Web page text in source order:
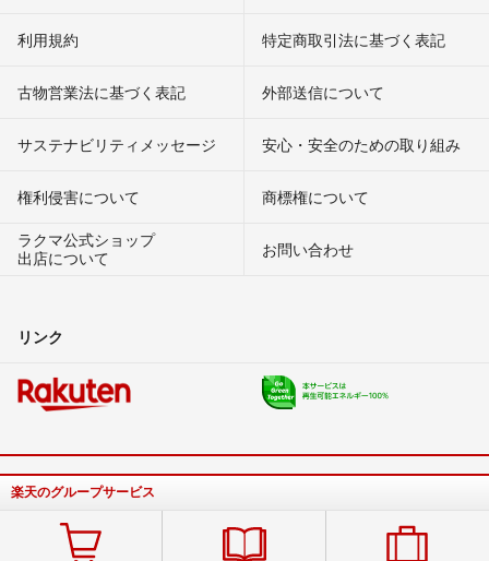
利用規約 特定商取引法に基づく表記
古物営業法に基づく表記 外部送信について
サステナビリティメッセージ 安心・安全のための取り組み
権利侵害について
商標権について
ラクマ公式ショップ
出店について
お問い合わせ
リンク
楽天のグループサービス